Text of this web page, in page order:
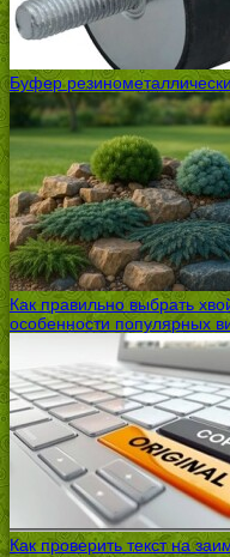
Буфер
Как правильно выбрать
особенности популярных
Как проверить текст на